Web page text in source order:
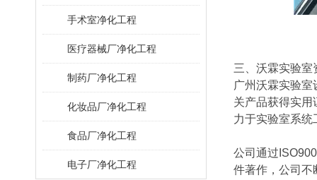
手术室净化工程
医疗器械厂净化工程
制药厂净化工程
化妆品厂净化工程
食品厂净化工程
电子厂净化工程
三、沃霖实验室
广州沃霖实验
关产品获得实用
力于实验室系统
公司通过
件著作，公司不